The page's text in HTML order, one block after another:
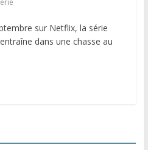
sur Netflix, la série
dans une chasse au